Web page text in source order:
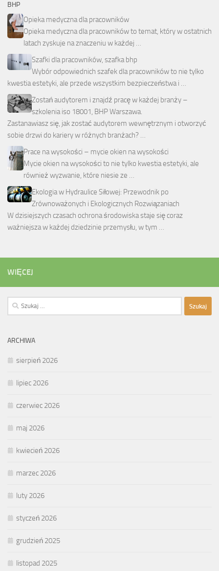
BHP
Opieka medyczna dla pracowników
Opieka medyczna dla pracowników to temat, który w ostatnich
latach zyskuje na znaczeniu w każdej …
Szafki dla pracowników, szafka bhp
Wybór odpowiednich szafek dla pracowników to nie tylko
kwestia estetyki, ale przede wszystkim bezpieczeństwa i …
Zostań audytorem i znajdź pracę w każdej branży –
szkolenia iso 18001, BHP Warszawa.
Zastanawiasz się, jak zostać audytorem wewnętrznym i otworzyć
sobie drzwi do kariery w różnych branżach? …
Prace na wysokości – mycie okien na wysokości
Mycie okien na wysokości to nie tylko kwestia estetyki, ale
również wyzwanie, które niesie ze …
Ekologia w Hydraulice Siłowej: Przewodnik po
Zrównoważonych i Ekologicznych Rozwiązaniach
W dzisiejszych czasach ochrona środowiska staje się coraz
ważniejsza w każdej dziedzinie przemysłu, w tym …
WIĘCEJ
Szukaj:
ARCHIWA
sierpień 2026
lipiec 2026
czerwiec 2026
maj 2026
kwiecień 2026
marzec 2026
luty 2026
styczeń 2026
grudzień 2025
listopad 2025